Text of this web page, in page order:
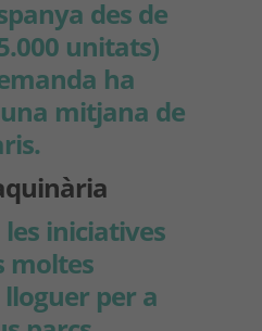
des de
unitats)
ha
mitjana de
les iniciatives
moltes
per a